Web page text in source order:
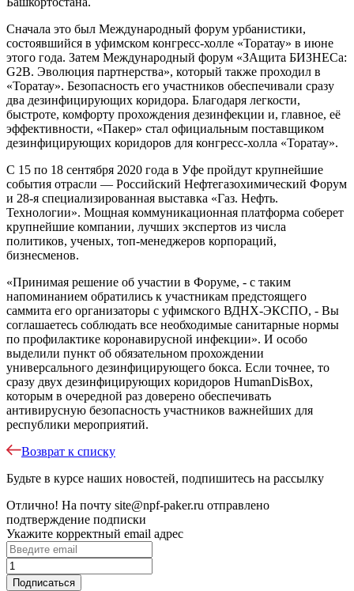
Сначала это был Международный форум урбанистики,
состоявшийся в уфимском конгресс-холле «Торатау» в июне
этого года. Затем Международный форум «ЗАщита БИЗНЕСа:
G2B. Эволюция партнерства», который также проходил в
«Торатау». Безопасность его участников обеспечивали сразу
два дезинфицирующих коридора. Благодаря легкости,
быстроте, комфорту прохождения дезинфекции и, главное, её
эффективности, «Пакер» стал официальным поставщиком
дезинфицирующих коридоров для конгресс-холла «Торатау».
С 15 по 18 сентября 2020 года в Уфе пройдут крупнейшие
события отрасли — Российский Нефтегазохимический Форум
и 28-я специализированная выставка «Газ. Нефть.
Технологии». Мощная коммуникационная платформа соберет
крупнейшие компании, лучших экспертов из числа
политиков, ученых, топ-менеджеров корпораций,
бизнесменов.
«Принимая решение об участии в Форуме, - с таким
напоминанием обратились к участникам предстоящего
саммита его организаторы с уфимского ВДНХ-ЭКСПО, - Вы
соглашаетесь соблюдать все необходимые санитарные нормы
по профилактике коронавирусной инфекции». И особо
выделили пункт об обязательном прохождении
универсального дезинфицирующего бокса. Если точнее, то
сразу двух дезинфицирующих коридоров HumanDisBox,
которым в очередной раз доверено обеспечивать
антивирусную безопасность участников важнейших для
республики мероприятий.
Возврат к списку
Будьте в курсе наших новостей, подпишитесь на рассылку
Отлично! На почту site@npf-paker.ru отправлено
подтверждение подписки
Укажите корректный email адрес